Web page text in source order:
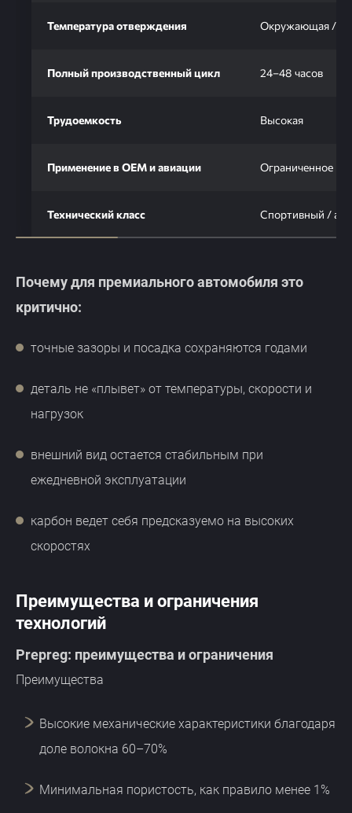
Температура отверждения Окружающая /
Полный производственный цикл 24–48 часов
Трудоемкость Высокая
Применение в OEM и авиации Ограниченное
Технический класс Спортивный /
Почему для премиального автомобиля это
критично:
точные зазоры и посадка сохраняются годами
деталь не «плывет» от температуры, скорости и
нагрузок
внешний вид остается стабильным при
ежедневной эксплуатации
карбон ведет себя предсказуемо на высоких
скоростях
Преимущества и ограничения
технологий
Prepreg: преимущества и ограничения
Преимущества
Высокие механические характеристики благодаря
доле волокна 60–70%
Минимальная пористость, как правило менее 1%